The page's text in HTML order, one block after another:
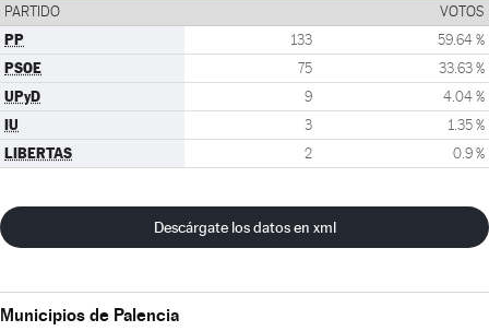
PARTIDO VOTOS
PP 133 59.64 %
PSOE 75 33.63 %
UPyD 9 4.04 %
IU 3 1.35 %
LIBERTAS 2 0.9 %
Descárgate los datos en xml
Municipios de Palencia